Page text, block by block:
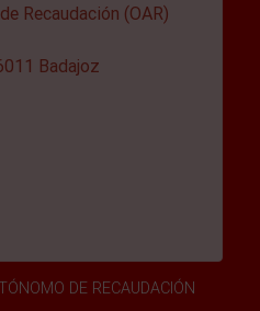
Recaudación (OAR)
Badajoz
DE RECAUDACIÓN